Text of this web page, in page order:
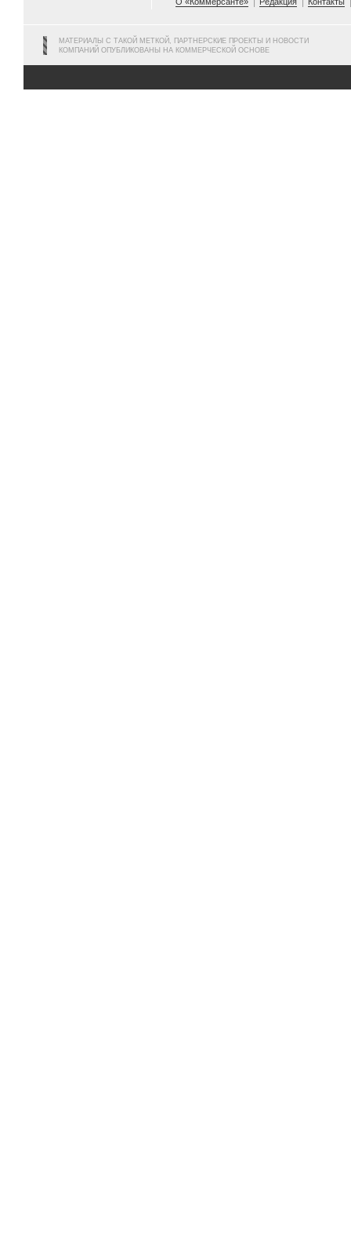
МАТЕРИАЛЫ С ТАКОЙ МЕТКОЙ, ПАРТНЕРСКИЕ ПРОЕКТЫ И НОВОСТИ
КОМПАНИЙ ОПУБЛИКОВАНЫ НА КОММЕРЧЕСКОЙ ОСНОВЕ